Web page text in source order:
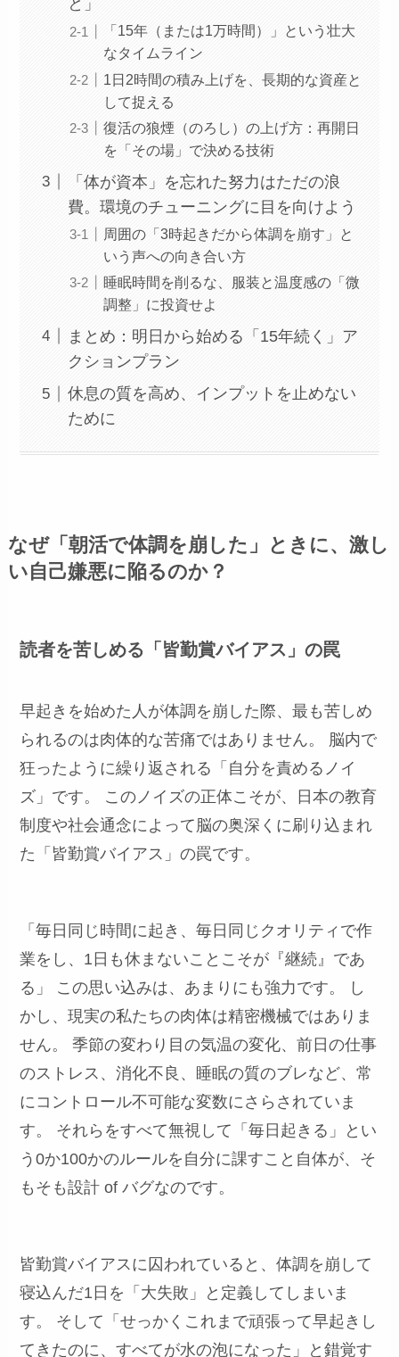
と」
「15年（または1万時間）」という壮大
なタイムライン
1日2時間の積み上げを、長期的な資産と
して捉える
復活の狼煙（のろし）の上げ方：再開日
を「その場」で決める技術
「体が資本」を忘れた努力はただの浪
費。環境のチューニングに目を向けよう
周囲の「3時起きだから体調を崩す」と
いう声への向き合い方
睡眠時間を削るな、服装と温度感の「微
調整」に投資せよ
まとめ：明日から始める「15年続く」ア
クションプラン
休息の質を高め、インプットを止めない
ために
なぜ「朝活で体調を崩した」ときに、激し
い自己嫌悪に陥るのか？
読者を苦しめる「皆勤賞バイアス」の罠
早起きを始めた人が体調を崩した際、最も苦しめ
られるのは肉体的な苦痛ではありません。 脳内で
狂ったように繰り返される「自分を責めるノイ
ズ」です。 このノイズの正体こそが、日本の教育
制度や社会通念によって脳の奥深くに刷り込まれ
た「皆勤賞バイアス」の罠です。
「毎日同じ時間に起き、毎日同じクオリティで作
業をし、1日も休まないことこそが『継続』であ
る」 この思い込みは、あまりにも強力です。 し
かし、現実の私たちの肉体は精密機械ではありま
せん。 季節の変わり目の気温の変化、前日の仕事
のストレス、消化不良、睡眠の質のブレなど、常
にコントロール不可能な変数にさらされていま
す。 それらをすべて無視して「毎日起きる」とい
う0か100かのルールを自分に課すこと自体が、そ
もそも設計 of バグなのです。
皆勤賞バイアスに囚われていると、体調を崩して
寝込んだ1日を「大失敗」と定義してしまいま
す。 そして「せっかくこれまで頑張って早起きし
てきたのに、すべてが水の泡になった」と錯覚す